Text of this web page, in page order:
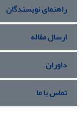
راهنمای نویسندگان
ارسال مقاله
داوران
تماس با ما